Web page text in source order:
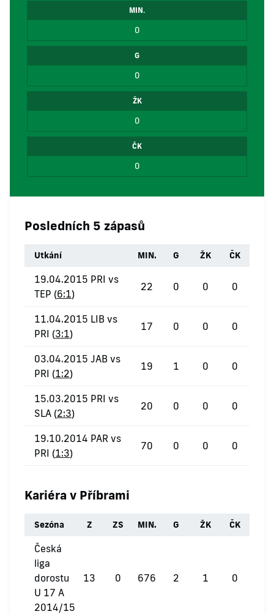
MIN.
0
G
0
ŽK
0
ČK
0
Posledních 5 zápasů
Utkání MIN. G ŽK ČK
19.04.2015 PRI vs
TEP (6:1)
22 0 0 0
11.04.2015 LIB vs
PRI (3:1)
17 0 0 0
03.04.2015 JAB vs
PRI (1:2)
19 1 0 0
15.03.2015 PRI vs
SLA (2:3)
20 0 0 0
19.10.2014 PAR vs
PRI (1:3)
70 0 0 0
Kariéra v Příbrami
Sezóna Z ZS MIN. G ŽK ČK
Česká
liga
dorostu
U 17 A
2014/15
13 0 676 2 1 0